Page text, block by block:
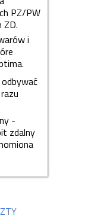
-
zdalny
PZ/PW
ZD.
i